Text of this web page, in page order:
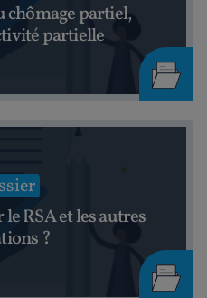
chômage partiel,
partielle
RSA et les autres
?